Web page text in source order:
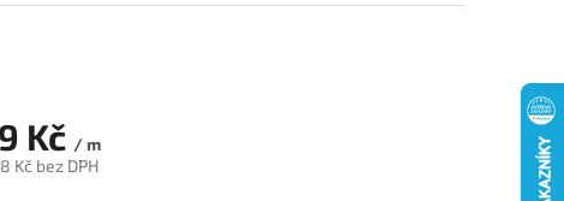
Kč / m
Kč bez DPH